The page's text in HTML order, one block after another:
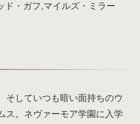
ド・ガフ,マイルズ・ミラー
そしていつも暗い面持ちのウ
ス。ネヴァーモア学園に入学